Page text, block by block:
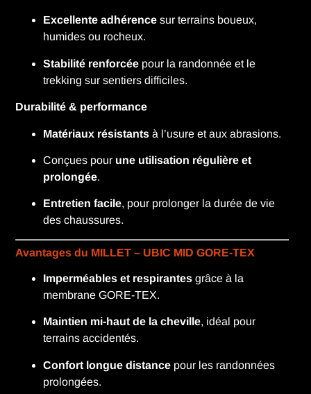
Excellente adhérence sur terrains boueux,
humides ou rocheux.
Stabilité renforcée pour la randonnée et le
trekking sur sentiers difficiles.
Durabilité & performance
Matériaux résistants à l’usure et aux abrasions.
Conçues pour une utilisation régulière et
prolongée.
Entretien facile, pour prolonger la durée de vie
des chaussures.
Avantages du MILLET – UBIC MID GORE-TEX
Imperméables et respirantes grâce à la
membrane GORE-TEX.
Maintien mi-haut de la cheville, idéal pour
terrains accidentés.
Confort longue distance pour les randonnées
prolongées.